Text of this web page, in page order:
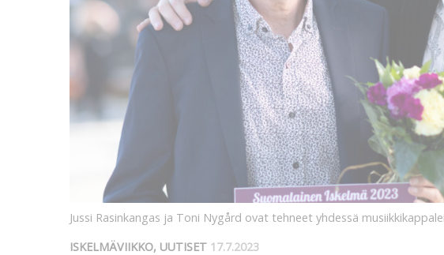
Jussi Rasinkangas ja Toni Nygård ovat tehneet yhdessä
ISKELMÄVIIKKO, UUTISET 17.7.2023